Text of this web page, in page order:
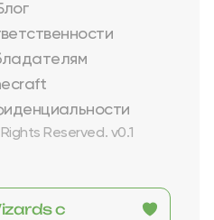
Reserved. v0.1
с